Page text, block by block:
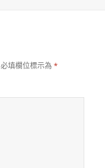
必填欄位標示為*